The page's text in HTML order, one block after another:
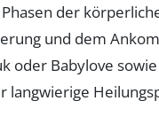
der
und dem
oder Babylove
langwierige